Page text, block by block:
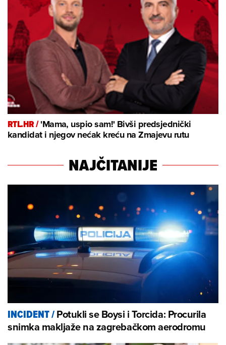
RTL.HR /'Mama, uspio sam!' Bivši predsjednički
kandidat i njegov nećak kreću na Zmajevu rutu
NAJČITANIJE
INCIDENT/Potukli se Boysi i Torcida: Procurila
snimka makljaže na zagrebačkom aerodromu